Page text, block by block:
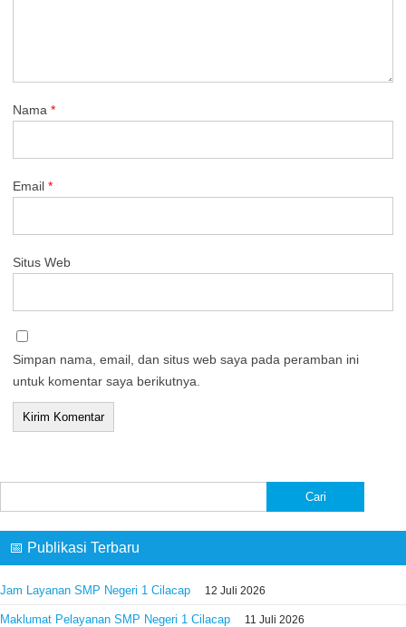
Nama *
Email *
Situs Web
Simpan nama, email, dan situs web saya pada peramban ini
untuk komentar saya berikutnya.
untuk:
📅 Publikasi Terbaru
Jam Layanan SMP Negeri 1 Cilacap 12 Juli 2026
Maklumat Pelayanan SMP Negeri 1 Cilacap 11 Juli 2026